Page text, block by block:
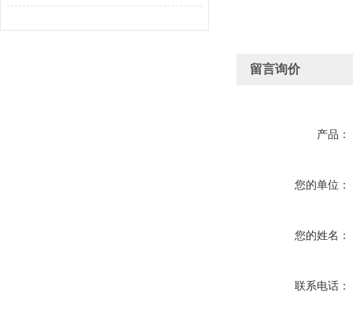
留言询价
产品：
您的单位：
您的姓名：
联系电话：